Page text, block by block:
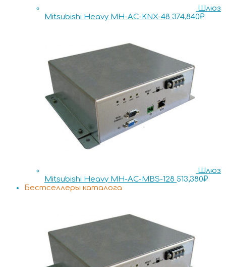
Шлюз
Mitsubishi Heavy MH-AC-KNX-48 374,840₽
Шлюз
Mitsubishi Heavy MH-AC-MBS-128 513,380₽
Бестселлеры каталога